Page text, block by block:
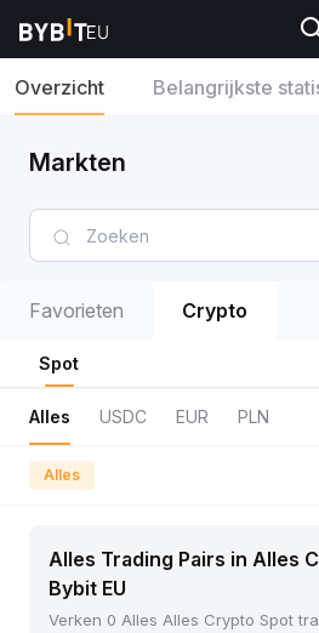
Overzicht Belangrijkste
Markten
Favorieten Crypto
Spot
Alles USDC EUR PLN
Alles
Alles Trading Pairs in Alles
Bybit EU
Verken 0 Alles Alles Crypto Spot